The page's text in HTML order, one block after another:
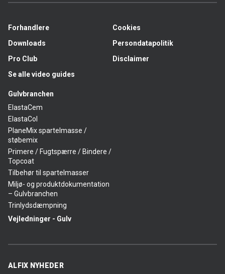
Forhandlere
Downloads
Pro Club
Se alle video guides
Gulvbranchen
ElastaCem
ElastaCol
PlaneMix spartelmasse /
støbemix
Primere / Fugtspærre / Bindere /
Topcoat
Tilbehør til spartelmasser
Miljø- og produktdokumentation
– Gulvbranchen
Trinlydsdæmpning
Vejledninger - Gulv
Cookies
Persondatapolitik
Disclaimer
ALFIX NYHEDER